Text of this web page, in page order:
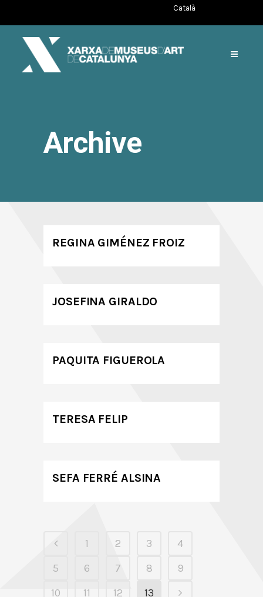
Català
Archive
REGINA GIMÉNEZ FROIZ
JOSEFINA GIRALDO
PAQUITA FIGUEROLA
TERESA FELIP
SEFA FERRÉ ALSINA
1 2 3
4
5
6 7 8
9
10
11 12 13